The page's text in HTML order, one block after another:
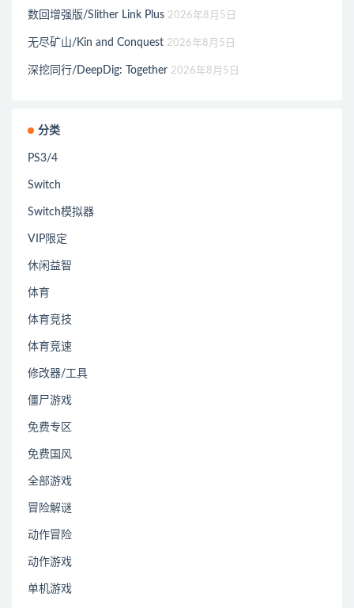
数回增强版/Slither Link Plus 2026年8月5日
无尽矿山/Kin and Conquest 2026年8月5日
深挖同行/DeepDig: Together 2026年8月5日
分类
PS3/4
Switch
Switch模拟器
VIP限定
休闲益智
体育
体育竞技
体育竞速
修改器/工具
僵尸游戏
免费专区
免费国风
全部游戏
冒险解谜
动作冒险
动作游戏
单机游戏